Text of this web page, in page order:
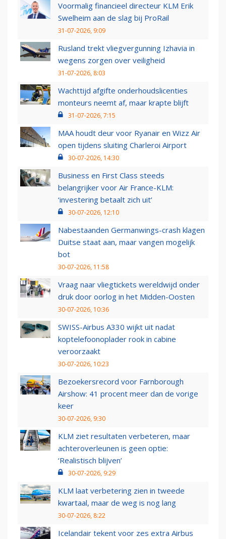
Voormalig financieel directeur KLM Erik
Swelheim aan de slag bij ProRail
31-07-2026, 9:09
Rusland trekt vliegvergunning Izhavia in
wegens zorgen over veiligheid
31-07-2026, 8:03
Wachttijd afgifte onderhoudslicenties
monteurs neemt af, maar krapte blijft
31-07-2026, 7:15
MAA houdt deur voor Ryanair en Wizz Air
open tijdens sluiting Charleroi Airport
30-07-2026, 14:30
Business en First Class steeds
belangrijker voor Air France-KLM:
‘investering betaalt zich uit’
30-07-2026, 12:10
Nabestaanden Germanwings-crash klagen
Duitse staat aan, maar vangen mogelijk
bot
30-07-2026, 11:58
Vraag naar vliegtickets wereldwijd onder
druk door oorlog in het Midden-Oosten
30-07-2026, 10:36
SWISS-Airbus A330 wijkt uit nadat
koptelefoonoplader rook in cabine
veroorzaakt
30-07-2026, 10:23
Bezoekersrecord voor Farnborough
Airshow: 41 procent meer dan de vorige
keer
30-07-2026, 9:30
KLM ziet resultaten verbeteren, maar
achteroverleunen is geen optie:
‘Realistisch blijven’
30-07-2026, 9:29
KLM laat verbetering zien in tweede
kwartaal, maar de weg is nog lang
30-07-2026, 8:22
Icelandair tekent voor zes extra Airbus